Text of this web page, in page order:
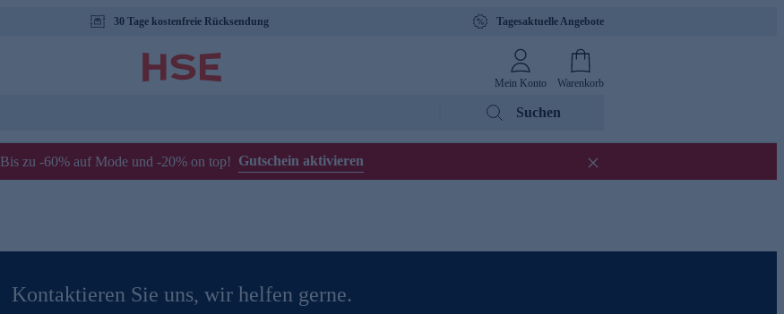
30 Tage kostenfreie Rücksendung Tagesaktuelle Angebote
Mein Konto Warenkorb
Suchen
Bis zu -60% auf Mode und -20% on top! Gutschein aktivieren
Kontaktieren Sie uns, wir helfen gerne.